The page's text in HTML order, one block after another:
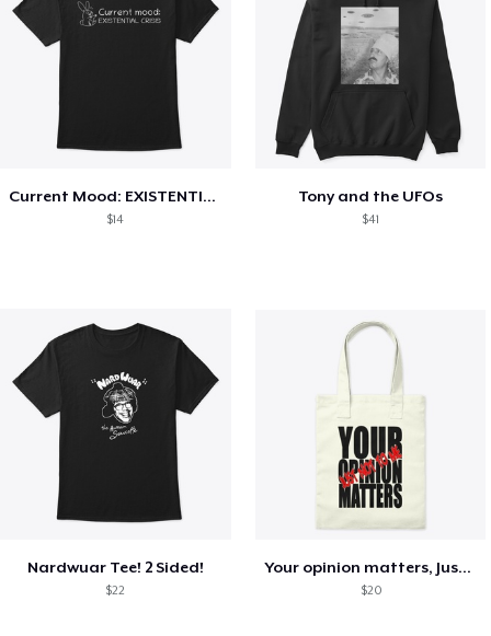
Current Mood: EXISTENTIAL CRISIS
$14
Tony and the UFOs
$41
Nardwuar Tee! 2 Sided!
$22
Your opinion matters, Just not to me!
$20